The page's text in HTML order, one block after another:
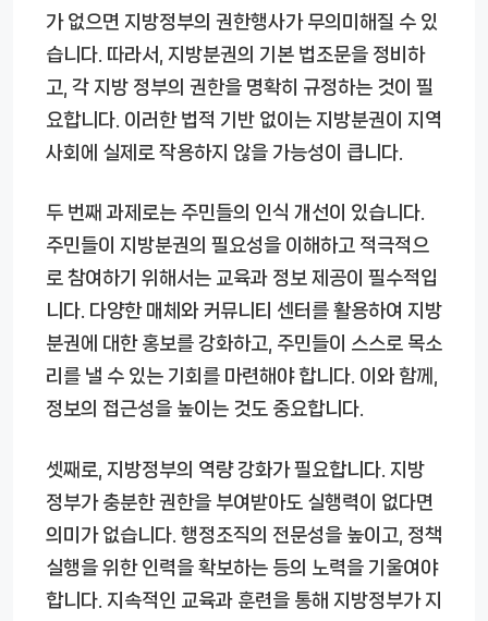
가 없으면 지방정부의 권한행사가 무의미해질 수 있
습니다. 따라서, 지방분권의 기본 법조문을 정비하
고, 각 지방 정부의 권한을 명확히 규정하는 것이 필
요합니다. 이러한 법적 기반 없이는 지방분권이 지역
사회에 실제로 작용하지 않을 가능성이 큽니다.
두 번째 과제로는 주민들의 인식 개선이 있습니다.
주민들이 지방분권의 필요성을 이해하고 적극적으
로 참여하기 위해서는 교육과 정보 제공이 필수적입
니다. 다양한 매체와 커뮤니티 센터를 활용하여 지방
분권에 대한 홍보를 강화하고, 주민들이 스스로 목소
리를 낼 수 있는 기회를 마련해야 합니다. 이와 함께,
정보의 접근성을 높이는 것도 중요합니다.
셋째로, 지방정부의 역량 강화가 필요합니다. 지방
정부가 충분한 권한을 부여받아도 실행력이 없다면
의미가 없습니다. 행정조직의 전문성을 높이고, 정책
실행을 위한 인력을 확보하는 등의 노력을 기울여야
합니다. 지속적인 교육과 훈련을 통해 지방정부가 지